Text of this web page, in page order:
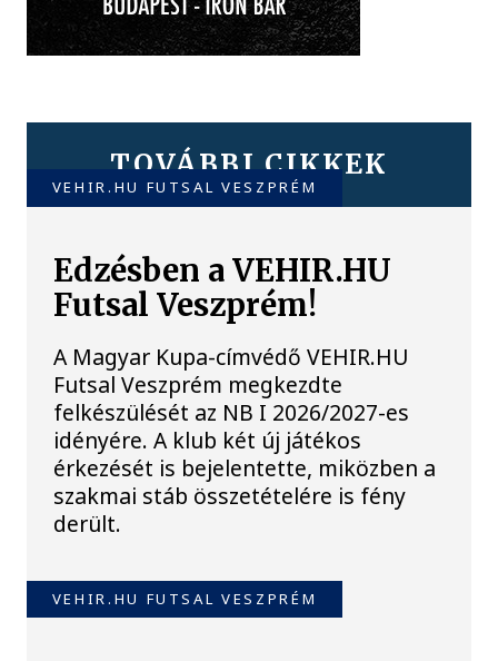
TOVÁBBI CIKKEK
VEHIR.HU FUTSAL VESZPRÉM
Edzésben a VEHIR.HU
Futsal Veszprém!
A Magyar Kupa-címvédő VEHIR.HU
Futsal Veszprém megkezdte
felkészülését az NB I 2026/2027-es
idényére. A klub két új játékos
érkezését is bejelentette, miközben a
szakmai stáb összetételére is fény
derült.
VEHIR.HU FUTSAL VESZPRÉM